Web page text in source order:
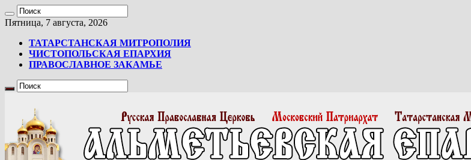
Пятница, 7 августа, 2026
ТАТАРСТАНСКАЯ МИТРОПОЛИЯ
ЧИСТОПОЛЬСКАЯ ЕПАРХИЯ
ПРАВОСЛАВНОЕ ЗАКАМЬЕ